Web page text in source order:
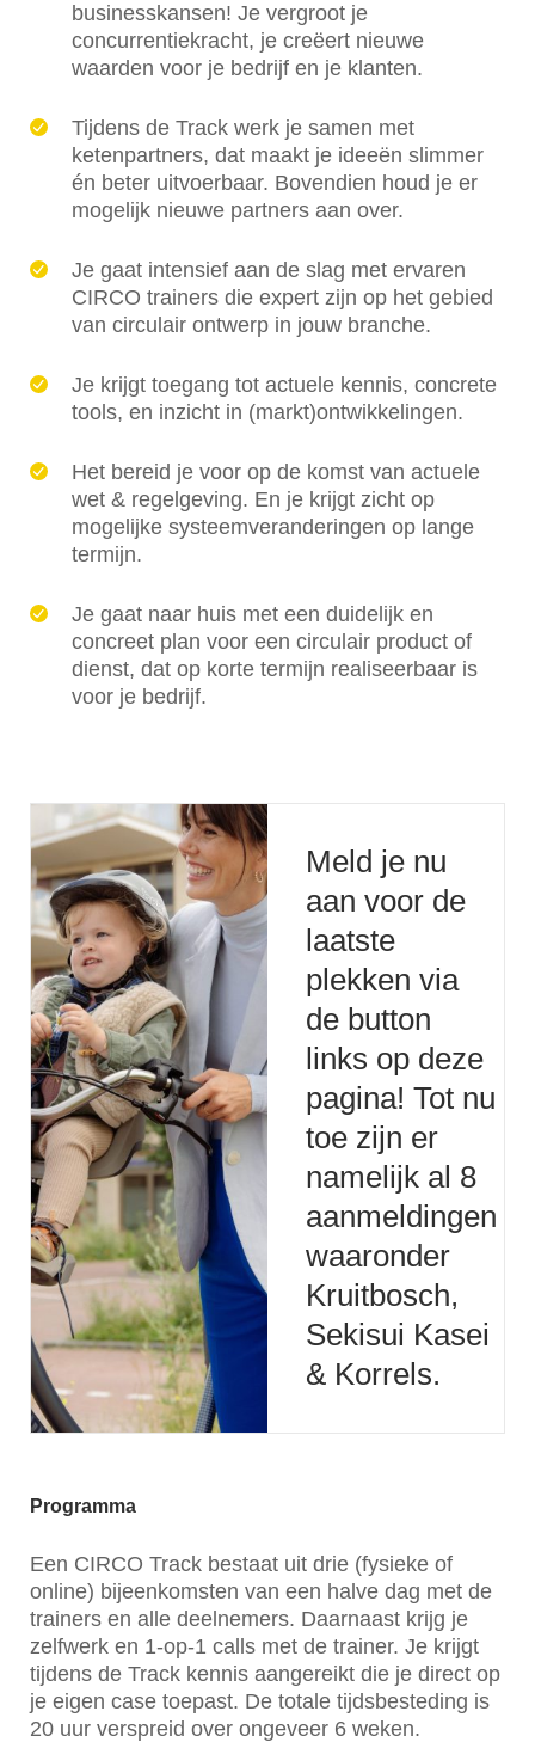
businesskansen! Je vergroot je
concurrentiekracht, je creëert nieuwe
waarden voor je bedrijf en je klanten.
Tijdens de Track werk je samen met
ketenpartners, dat maakt je ideeën slimmer
én beter uitvoerbaar. Bovendien houd je er
mogelijk nieuwe partners aan over.
Je gaat intensief aan de slag met ervaren
CIRCO trainers die expert zijn op het gebied
van circulair ontwerp in jouw branche.
Je krijgt toegang tot actuele kennis, concrete
tools, en inzicht in (markt)ontwikkelingen.
Het bereid je voor op de komst van actuele
wet & regelgeving. En je krijgt zicht op
mogelijke systeemveranderingen op lange
termijn.
Je gaat naar huis met een duidelijk en
concreet plan voor een circulair product of
dienst, dat op korte termijn realiseerbaar is
voor je bedrijf.
Meld je nu
aan voor de
laatste
plekken via
de button
links op deze
pagina! Tot nu
toe zijn er
namelijk al 8
aanmeldingen
waaronder
Kruitbosch,
Sekisui Kasei
& Korrels.
Programma
Een CIRCO Track bestaat uit drie (fysieke of
online) bijeenkomsten van een halve dag met de
trainers en alle deelnemers. Daarnaast krijg je
zelfwerk en 1-op-1 calls met de trainer. Je krijgt
tijdens de Track kennis aangereikt die je direct op
je eigen case toepast. De totale tijdsbesteding is
20 uur verspreid over ongeveer 6 weken.